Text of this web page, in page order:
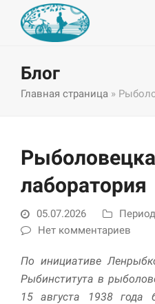
Блог
Главная страница »
лаборатория
05.07.2026
Нет комментариев
По инициативе
Рыбинститута в
15 августа 1938 года